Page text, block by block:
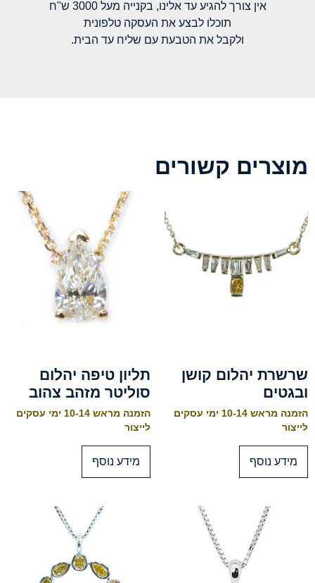
אין צורך להגיע עד אלינו, בקנייה מעל 3000 ש"ח
תוכלו לבצע את העסקה טלפונית
ולקבל את הטבעת עם שליח עד הבית.
מוצרים קשורים
שרשרת יהלום קושן
ובגטים
הזמנה מראש 10-14 ימי עסקים
לייצור
מידע נוסף
תליון טיפה יהלום
סוליטר מזהב צהוב
הזמנה מראש 10-14 ימי עסקים
לייצור
מידע נוסף